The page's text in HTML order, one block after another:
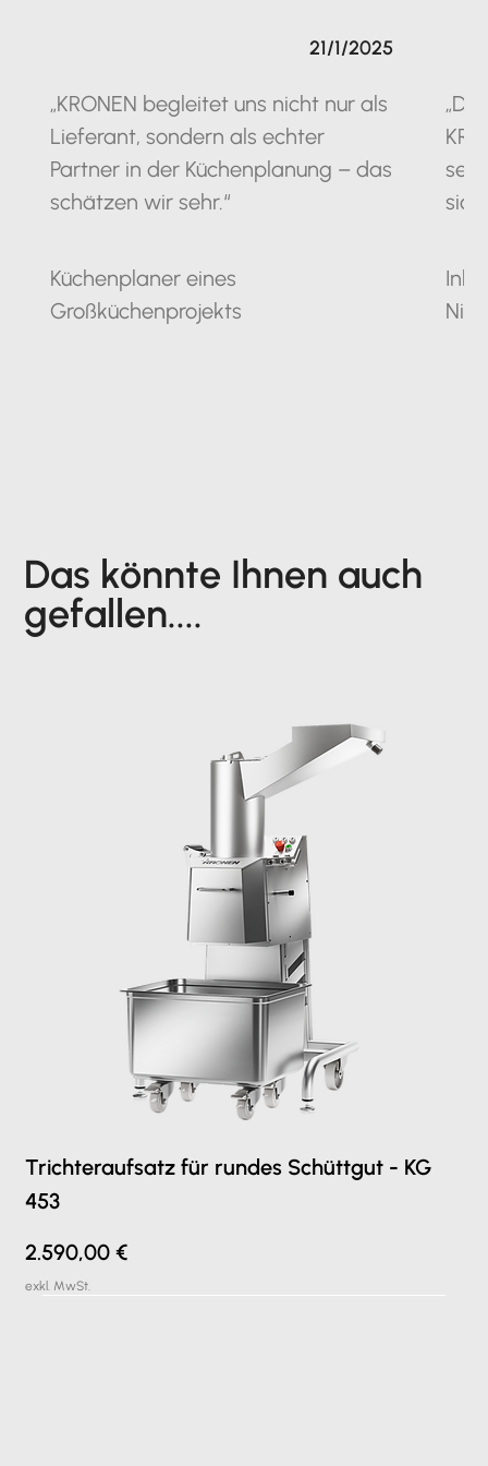
„KRONEN begleitet uns nicht nur als
Lieferant, sondern als echter
Partner in der Küchenplanung – das
schätzen wir sehr.“
Küchenplaner eines
Großküchenprojekts
21/1/2025
seit
sich
Das könnte Ihnen auch
gefallen....
Trichteraufsatz für rundes Schüttgut - KG
453
Preis
2.590,00 €
exkl. MwSt.